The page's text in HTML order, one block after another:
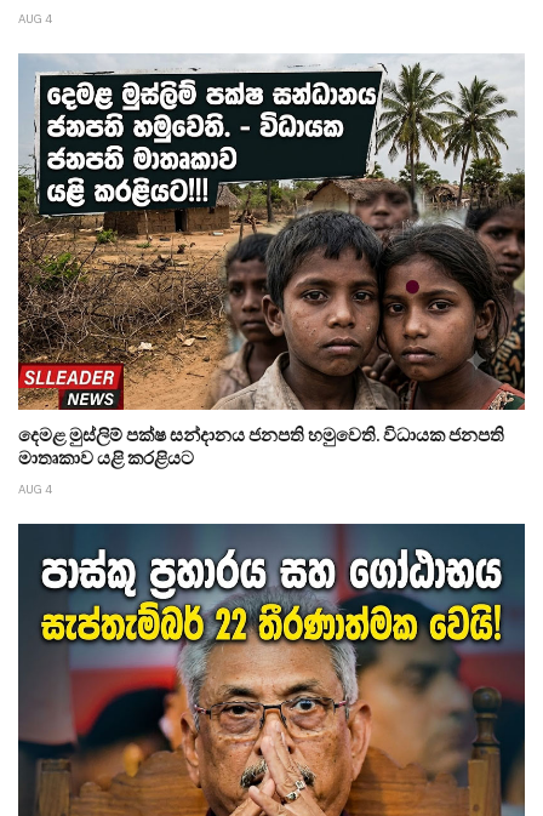
AUG 4
දෙමළ මුස්ලිම් පක්ෂ සන්දානය ජනපති හමුවෙති. විධායක ජනපති
මාතෘකාව යළි කරළියට
AUG 4